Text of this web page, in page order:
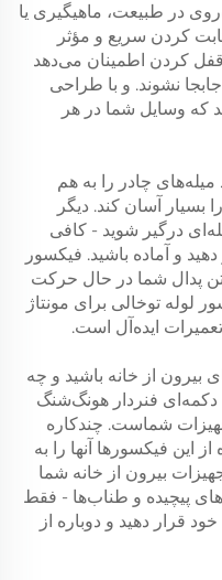
در طبیعت، ماهیگیری یا
کردن سریع و مؤثر
قفل کردن اطمینان می‌دهد
نشوند. و با طراحی
که وسایل شما در هر
چادر را به هم
آسان کند. دیگر
درگیر شوید - کافی
و آماده باشید. فیکسور
پدال شما در حال حرکت
توخالی برای مونتاژ
بیرون از خانه باشید و چه
فنردار هونگ‌شنگ
شماست. چندکاره
این فیکسورها آنها را به
بیرون از خانه شما
پیچیده و طناب‌ها - فقط
قرار دهید و دوباره از